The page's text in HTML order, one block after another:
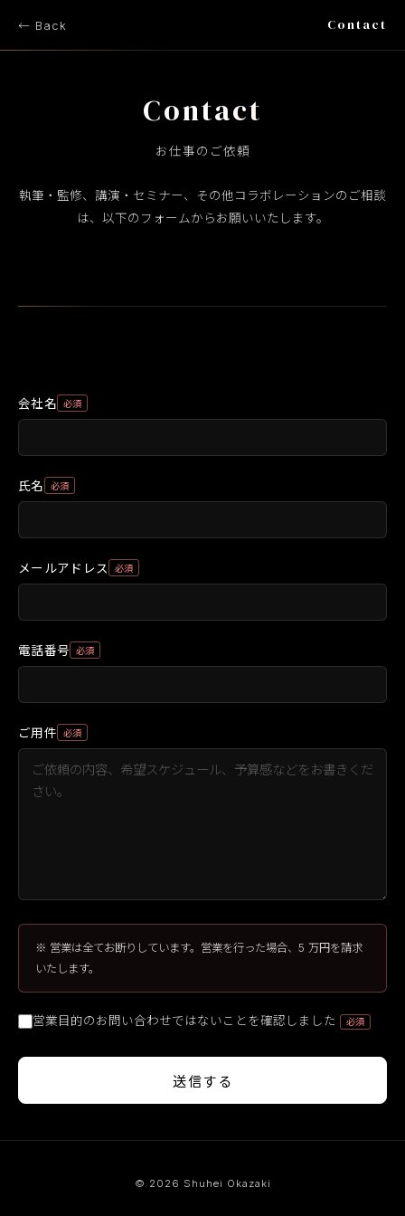
← Back Contact
Contact
お仕事のご依頼
執筆・監修、講演・セミナー、その他コラボレーションのご相談
は、以下のフォームからお願いいたします。
会社名 必須
氏名 必須
メールアドレス 必須
電話番号 必須
ご用件 必須
※ 営業は全てお断りしています。営業を行った場合、5 万円を請求
いたします。
営業目的のお問い合わせではないことを確認しました 必須
送信する
© 2026 Shuhei Okazaki